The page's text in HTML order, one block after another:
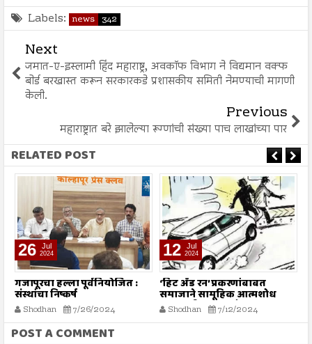
Labels: news 342
Next
जमात-ए-इस्लामी हिंद महाराष्ट्र, अवकाॅफ विभाग ने विद्यमान वक्फ
बोर्ड बरखास्त करून सरकारकडे प्रशासकीय समिती नेमण्याची मागणी
केली.
Previous
महाराष्ट्रात बरे झालेल्या रूग्णांची संख्या पाच लाखांच्या पार
RELATED POST
26 Jul
2024
गजापूरचा हल्ला पूर्वनियोजित :
संस्थांचा निष्कर्ष
Shodhan 7/26/2024
12 Jul
2024
‘हिट अँड रन’ प्रकरणांबाबत
समाजाने सामूहिक आत्मशोध
करण्याची गरज - मौलाना
इलियास खान फलाही
Shodhan 7/12/2024
POST A COMMENT